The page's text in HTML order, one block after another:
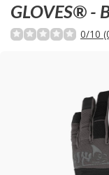
GLOVES® -
0/10